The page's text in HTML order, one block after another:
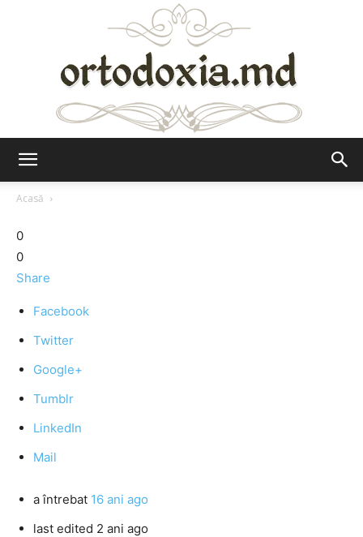
Acasă
0
0
Share
Facebook
Twitter
Google+
Tumblr
LinkedIn
Mail
a întrebat 16 ani ago
last edited 2 ani ago